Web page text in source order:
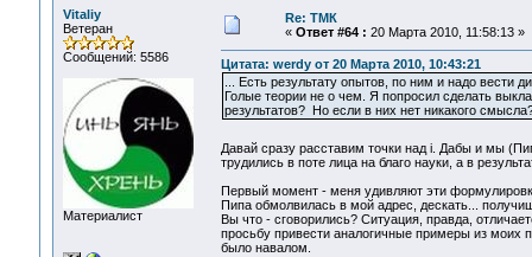
Vitaliy
Ветеран
Сообщений: 5586
Материалист
Re: ТМК
« Ответ #64 : 20 Марта 2010, 11:58:13 »
Цитата: werdy от 20 Марта 2010, 10:43:21
... Есть результату опытов, по ним и надо вести
Голые теории не о чем. Я попросил сделать
результатов? Но если в них нет никакого
Давай сразу расставим точки над i. Дабы и мы
трудились в поте лица на благо науки, а в
Первый момент - меня удивляют эти
Пипа обмолвилась в мой адрес, дескать...
Вы что - сговорились? Ситуация, правда,
просьбу привести аналогичные примеры из моих
было навалом.